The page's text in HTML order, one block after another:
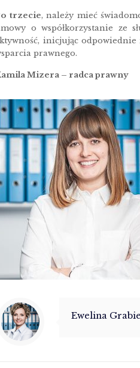
trzecie, należy mieć
o współkorzystanie ze
inicjując odpowiednie
prawnego.
Mizera – radca prawny
Ewelina